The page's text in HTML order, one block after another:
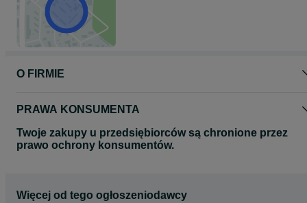
O FIRMIE
PRAWA KONSUMENTA
Twoje zakupy u przedsiębiorców są chronione przez
prawo ochrony konsumentów.
Więcej od tego ogłoszeniodawcy